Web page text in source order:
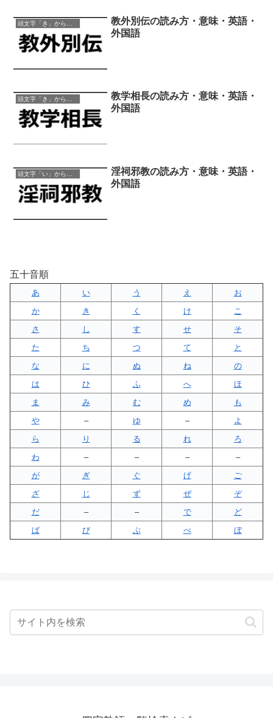
教外別伝の読み方・意味・英語・
外国語
教学相長の読み方・意味・英語・
外国語
頭文字「い」から始まる四字熟語
淫祠邪教の読み方・意味・英語・
外国語
五十音順
あ い う え
お
か
き く け
こ
さ
し す せ
そ
た
ち つ て
と
な
に ぬ ね
の
は
ひ ふ へ
ほ
ま
み む め
も
や
– ゆ –
よ
ら
り る れ
ろ
わ
– – –
–
が
ぎ ぐ げ
ご
ざ
じ ず ぜ
ぞ
だ
– – で
ど
ば
び ぶ べ ぼ